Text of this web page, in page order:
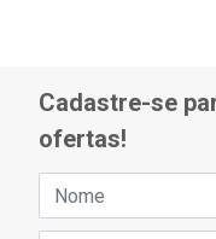
Cadastre-se
ofertas!